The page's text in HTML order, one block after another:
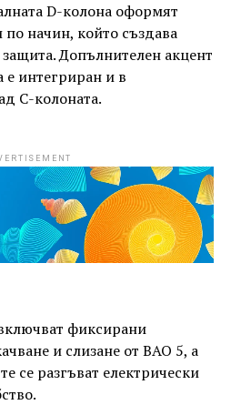
D-колона оформят
начин, който създава
Допълнителен акцент
е интегриран и в
C-колоната.
фиксирани
и слизане от BAO 5, а
се разгъват електрически